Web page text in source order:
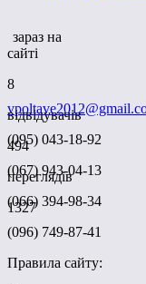
зараз на
сайті
8
відвідувачів
494
переглядів
1327
(095) 043-18-92
(067) 943-04-13
(066) 394-98-34
(096) 749-87-41
Правила сайту: